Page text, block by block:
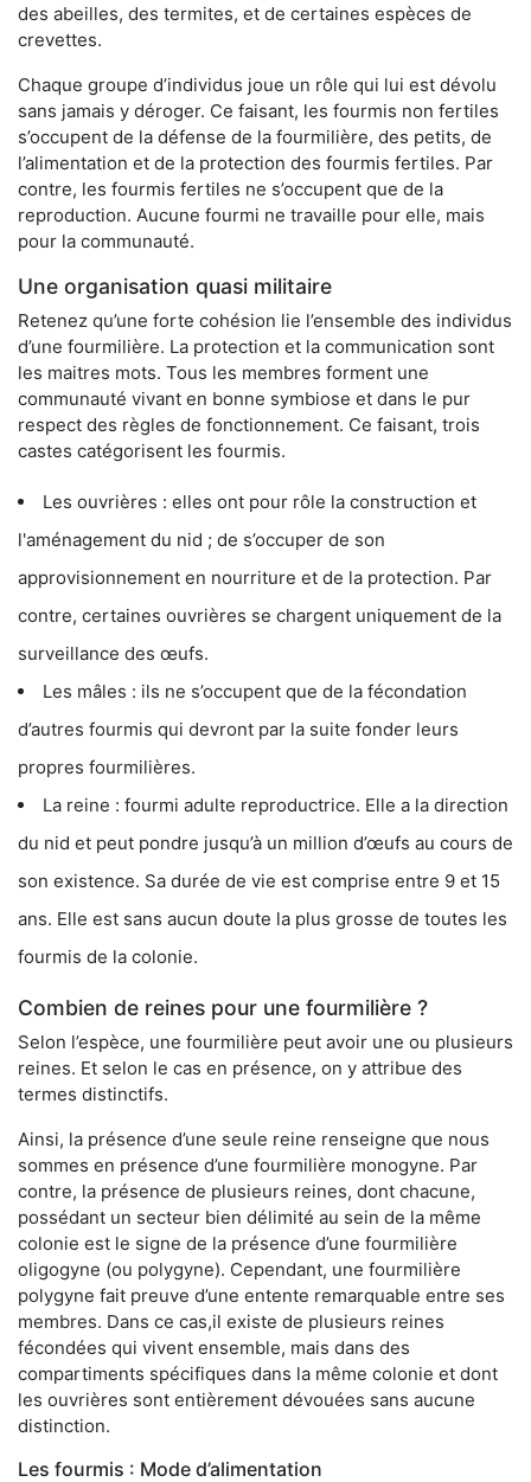
des abeilles, des termites, et de certaines espèces de
crevettes.
Chaque groupe d’individus joue un rôle qui lui est dévolu
sans jamais y déroger. Ce faisant, les fourmis non fertiles
s’occupent de la défense de la fourmilière, des petits, de
l’alimentation et de la protection des fourmis fertiles. Par
contre, les fourmis fertiles ne s’occupent que de la
reproduction. Aucune fourmi ne travaille pour elle, mais
pour la communauté.
Une organisation quasi militaire
Retenez qu’une forte cohésion lie l’ensemble des individus
d’une fourmilière. La protection et la communication sont
les maitres mots. Tous les membres forment une
communauté vivant en bonne symbiose et dans le pur
respect des règles de fonctionnement. Ce faisant, trois
castes catégorisent les fourmis.
Les ouvrières : elles ont pour rôle la construction et
l'aménagement du nid ; de s’occuper de son
approvisionnement en nourriture et de la protection. Par
contre, certaines ouvrières se chargent uniquement de la
surveillance des œufs.
Les mâles : ils ne s’occupent que de la fécondation
d’autres fourmis qui devront par la suite fonder leurs
propres fourmilières.
La reine : fourmi adulte reproductrice. Elle a la direction
du nid et peut pondre jusqu’à un million d’œufs au cours de
son existence. Sa durée de vie est comprise entre 9 et 15
ans. Elle est sans aucun doute la plus grosse de toutes les
fourmis de la colonie.
Combien de reines pour une fourmilière ?
Selon l’espèce, une fourmilière peut avoir une ou plusieurs
reines. Et selon le cas en présence, on y attribue des
termes distinctifs.
Ainsi, la présence d’une seule reine renseigne que nous
sommes en présence d’une fourmilière monogyne. Par
contre, la présence de plusieurs reines, dont chacune,
possédant un secteur bien délimité au sein de la même
colonie est le signe de la présence d’une fourmilière
oligogyne (ou polygyne). Cependant, une fourmilière
polygyne fait preuve d’une entente remarquable entre ses
membres. Dans ce cas,il existe de plusieurs reines
fécondées qui vivent ensemble, mais dans des
compartiments spécifiques dans la même colonie et dont
les ouvrières sont entièrement dévouées sans aucune
distinction.
Les fourmis : Mode d’alimentation